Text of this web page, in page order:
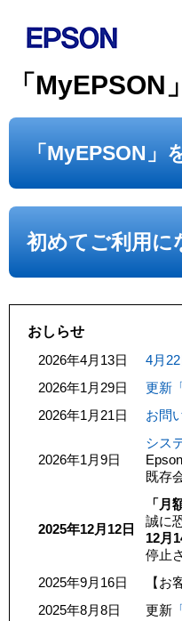
「
「MyEPSON
初めてご利用に
おしらせ
2026年4月13日
4月
2026年1月29日
更新
2026年1月21日
お問
2026年1月9日
シス
既存
2025年12月12日
「
誠に
12月
停止
2025年9月16日
【
2025年8月8日
更新